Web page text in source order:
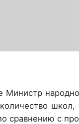
Министр
сравнению с